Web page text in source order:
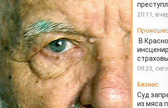
20:11,
В
09:23,
Бизнес
Суд
из мяса